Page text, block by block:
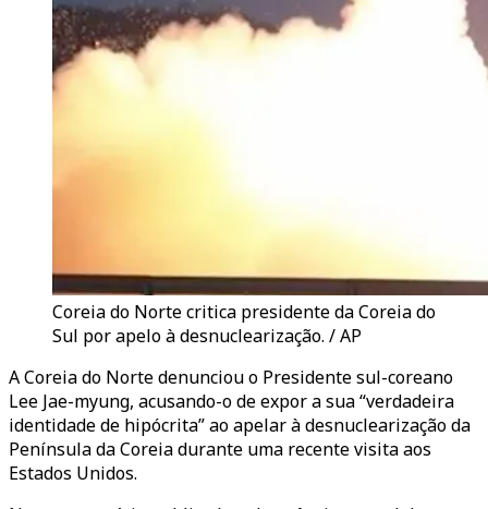
Coreia do Norte critica presidente da Coreia do
Sul por apelo à desnuclearização. / AP
A Coreia do Norte denunciou o Presidente sul-coreano
Lee Jae-myung, acusando-o de expor a sua “verdadeira
identidade de hipócrita” ao apelar à desnuclearização da
Península da Coreia durante uma recente visita aos
Estados Unidos.